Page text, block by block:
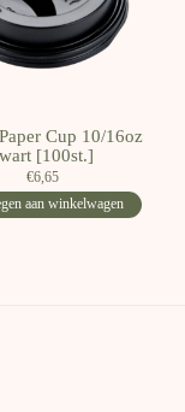
Cup 10/16oz
[100st.]
€6,65
aan winkelwagen